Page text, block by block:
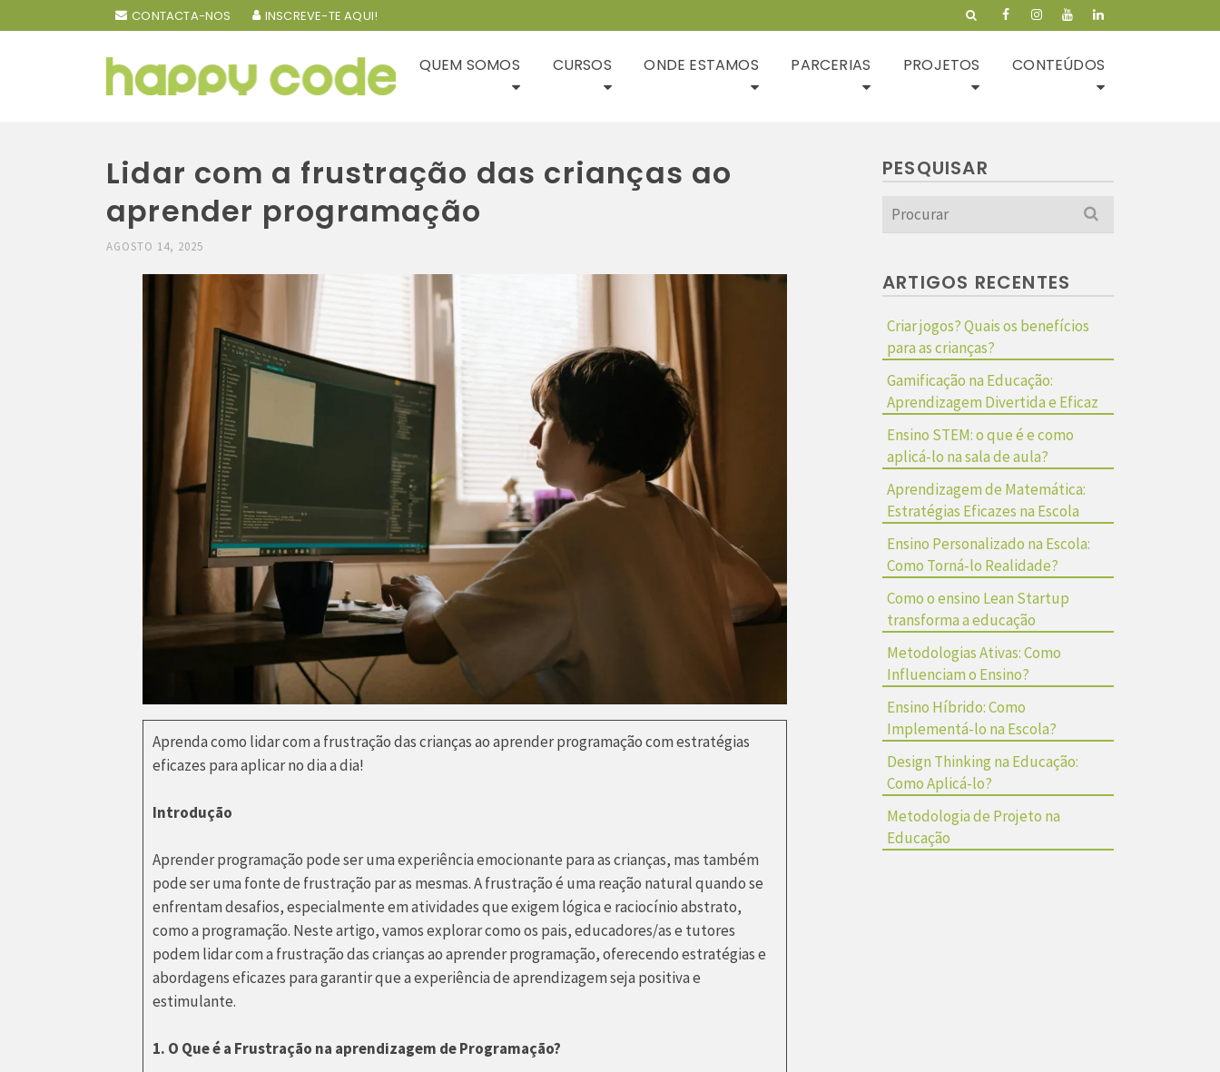
CONTACTA-NOS INSCREVE-TE AQUI!
QUEM SOMOS CURSOS ONDE ESTAMOS PARCERIAS PROJETOS CONTEÚDOS
Lidar com a frustração das crianças ao
aprender programação
AGOSTO 14, 2025
Aprenda como lidar com a frustração das crianças ao aprender programação com estratégias
eficazes para aplicar no dia a dia!
Introdução
Aprender programação pode ser uma experiência emocionante para as crianças, mas também
pode ser uma fonte de frustração par as mesmas. A frustração é uma reação natural quando se
enfrentam desafios, especialmente em atividades que exigem lógica e raciocínio abstrato,
como a programação. Neste artigo, vamos explorar como os pais, educadores/as e tutores
podem lidar com a frustração das crianças ao aprender programação, oferecendo estratégias e
abordagens eficazes para garantir que a experiência de aprendizagem seja positiva e
estimulante.
1. O Que é a Frustração na aprendizagem de Programação?
PESQUISAR
Search
for:
ARTIGOS RECENTES
Criar jogos? Quais os benefícios
para as crianças?
Gamificação na Educação:
Aprendizagem Divertida e Eficaz
Ensino STEM: o que é e como
aplicá-lo na sala de aula?
Aprendizagem de Matemática:
Estratégias Eficazes na Escola
Ensino Personalizado na Escola:
Como Torná-lo Realidade?
Como o ensino Lean Startup
transforma a educação
Metodologias Ativas: Como
Influenciam o Ensino?
Ensino Híbrido: Como
Implementá-lo na Escola?
Design Thinking na Educação:
Como Aplicá-lo?
Metodologia de Projeto na
Educação